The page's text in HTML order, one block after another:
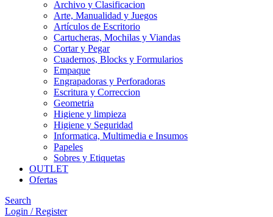
Archivo y Clasificacion
Arte, Manualidad y Juegos
Artículos de Escritorio
Cartucheras, Mochilas y Viandas
Cortar y Pegar
Cuadernos, Blocks y Formularios
Empaque
Engrapadoras y Perforadoras
Escritura y Correccion
Geometria
Higiene y limpieza
Higiene y Seguridad
Informatica, Multimedia e Insumos
Papeles
Sobres y Etiquetas
OUTLET
Ofertas
Search
Login / Register